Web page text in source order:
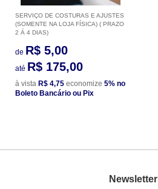
SERVIÇO DE COSTURAS E AJUSTES
(SOMENTE NA LOJA FÍSICA) ( PRAZO
2 Á 4 DIAS)
de R$ 5,00
até R$ 175,00
à vista R$ 4,75 economize 5% no
Boleto Bancário ou Pix
Newsletter